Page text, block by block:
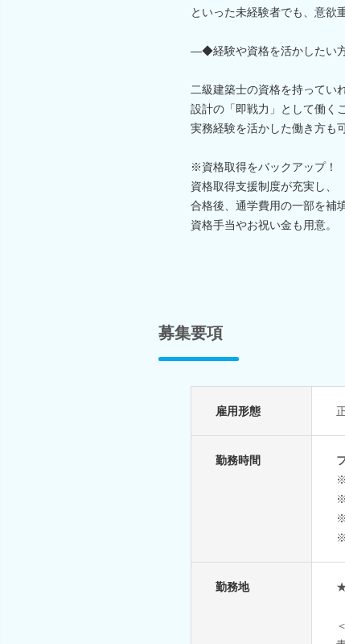
といった未経験者でも、意欲
―◆経験や資格を活かしたい方
二級建築士の資格を持ってい
設計の「即戦力」として働く
実務経験を活かした働き方も
※資格取得をバックアップ！
資格取得支援制度が充実し、
合格後、通学費用の一部を補
資格手当やお祝い金も用意。
募集要項
雇用形態
勤務時間
勤務地